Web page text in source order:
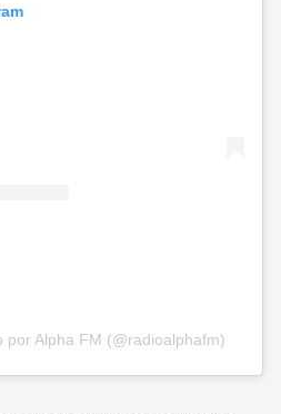
por Alpha FM (@radioalphafm)